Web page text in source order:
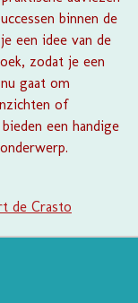
binnen de
een idee van de
zodat je een
gaat om
of
een handige
de Crasto